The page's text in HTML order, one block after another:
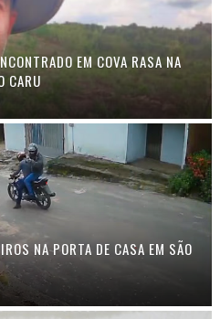
EM COVA RASA NA
CARU
NA PORTA DE CASA EM SÃO